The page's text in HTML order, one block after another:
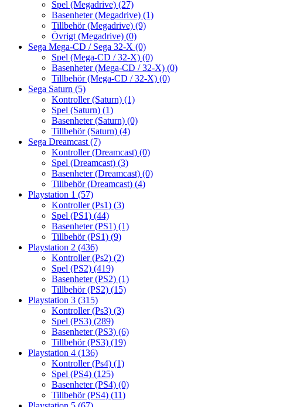
Spel (Megadrive) (27)
Basenheter (Megadrive) (1)
Tillbehör (Megadrive) (9)
Övrigt (Megadrive) (0)
Sega Mega-CD / Sega 32-X (0)
Spel (Mega-CD / 32-X) (0)
Basenheter (Mega-CD / 32-X) (0)
Tillbehör (Mega-CD / 32-X) (0)
Sega Saturn (5)
Kontroller (Saturn) (1)
Spel (Saturn) (1)
Basenheter (Saturn) (0)
Tillbehör (Saturn) (4)
Sega Dreamcast (7)
Kontroller (Dreamcast) (0)
Spel (Dreamcast) (3)
Basenheter (Dreamcast) (0)
Tillbehör (Dreamcast) (4)
Playstation 1 (57)
Kontroller (Ps1) (3)
Spel (PS1) (44)
Basenheter (PS1) (1)
Tillbehör (PS1) (9)
Playstation 2 (436)
Kontroller (Ps2) (2)
Spel (PS2) (419)
Basenheter (PS2) (1)
Tillbehör (PS2) (15)
Playstation 3 (315)
Kontroller (Ps3) (3)
Spel (PS3) (289)
Basenheter (PS3) (6)
Tillbehör (PS3) (19)
Playstation 4 (136)
Kontroller (Ps4) (1)
Spel (PS4) (125)
Basenheter (PS4) (0)
Tillbehör (PS4) (11)